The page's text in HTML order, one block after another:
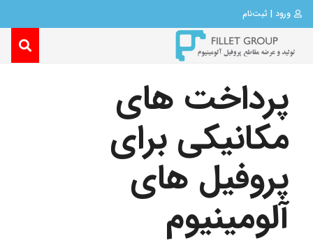
ورود | ثبت‌نام
پرداخت های
مکانیکی برای
پروفیل های
آلومینیوم